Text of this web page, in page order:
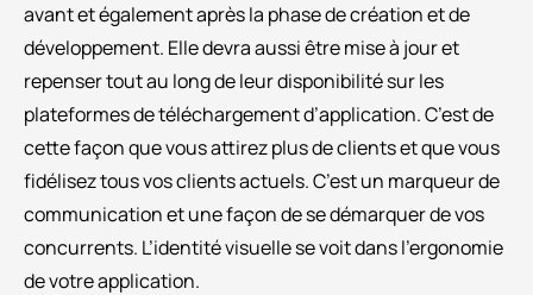
avant et également après la phase de création et de
développement. Elle devra aussi être mise à jour et
repenser tout au long de leur disponibilité sur les
plateformes de téléchargement d’application. C’est de
cette façon que vous attirez plus de clients et que vous
fidélisez tous vos clients actuels. C’est un marqueur de
communication et une façon de se démarquer de vos
concurrents. L’identité visuelle se voit dans l’ergonomie
de votre application.